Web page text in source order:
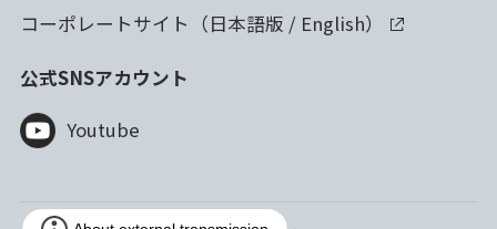
コーポレートサイト（日本語版 / English）
公式SNSアカウント
Youtube